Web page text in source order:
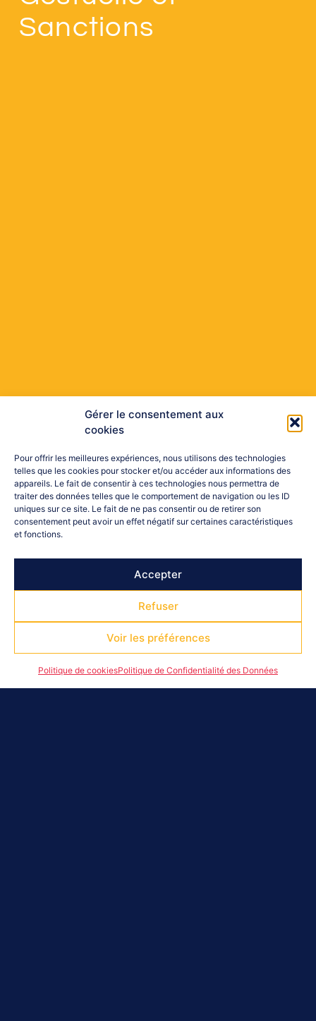
Gérer le consentement aux
cookies
Pour offrir les meilleures expériences, nous utilisons des technologies
telles que les cookies pour stocker et/ou accéder aux informations des
appareils. Le fait de consentir à ces technologies nous permettra de
traiter des données telles que le comportement de navigation ou les ID
uniques sur ce site. Le fait de ne pas consentir ou de retirer son
consentement peut avoir un effet négatif sur certaines caractéristiques
et fonctions.
Accepter
Refuser
Voir les préférences
Politique de cookiesPolitique de Confidentialité des Données
Sanctions